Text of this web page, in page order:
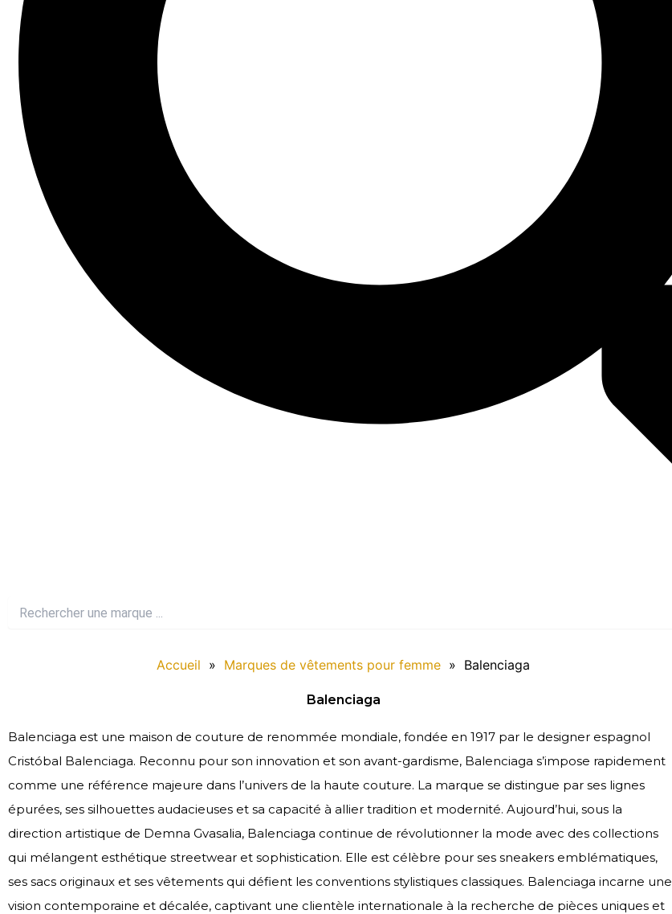
Accueil » Marques de vêtements pour femme » Balenciaga
Balenciaga
Balenciaga est une maison de couture de renommée mondiale, fondée en 1917 par le designer espagnol
Cristóbal Balenciaga. Reconnu pour son innovation et son avant-gardisme, Balenciaga s’impose rapidement
comme une référence majeure dans l’univers de la haute couture. La marque se distingue par ses lignes
épurées, ses silhouettes audacieuses et sa capacité à allier tradition et modernité. Aujourd’hui, sous la
direction artistique de Demna Gvasalia, Balenciaga continue de révolutionner la mode avec des collections
qui mélangent esthétique streetwear et sophistication. Elle est célèbre pour ses sneakers emblématiques,
ses sacs originaux et ses vêtements qui défient les conventions stylistiques classiques. Balenciaga incarne une
vision contemporaine et décalée, captivant une clientèle internationale à la recherche de pièces uniques et